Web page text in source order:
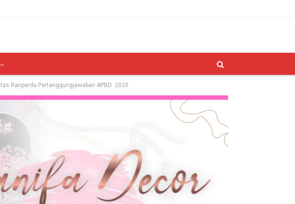
Ranperda Pertanggungjawaban APBD 2020